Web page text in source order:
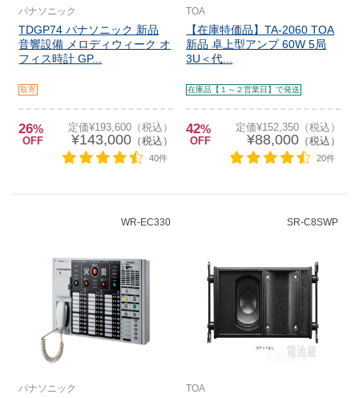
パナソニック
TDGP74 パナソニック 新品
音響設備 メロディウィーク オ
フィス時計 GP...
取寄
26%
OFF
定価¥193,600（税込）
¥143,000（税込）
40件
TOA
【在庫特価品】TA-2060 TOA
新品 卓上型アンプ 60W 5局
3U＜代...
在庫品【１～２営業日】で発送
42%
OFF
定価¥152,350（税込）
¥88,000（税込）
20件
WR-EC330
パナソニック
SR-C8SWP
TOA